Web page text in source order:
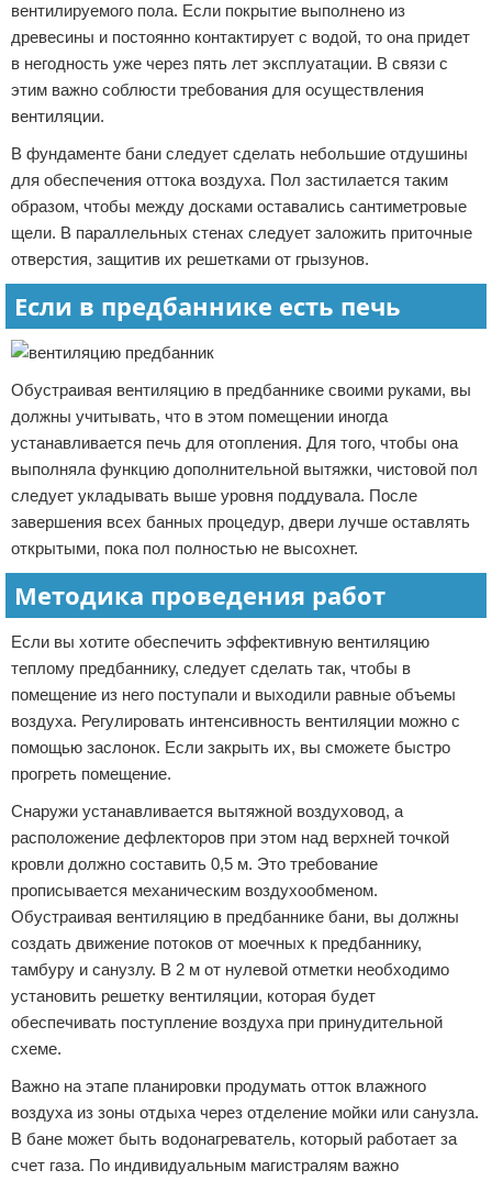
вентилируемого пола. Если покрытие выполнено из
древесины и постоянно контактирует с водой, то она придет
в негодность уже через пять лет эксплуатации. В связи с
этим важно соблюсти требования для осуществления
вентиляции.
В фундаменте бани следует сделать небольшие отдушины
для обеспечения оттока воздуха. Пол застилается таким
образом, чтобы между досками оставались сантиметровые
щели. В параллельных стенах следует заложить приточные
отверстия, защитив их решетками от грызунов.
Если в предбаннике есть печь
Обустраивая вентиляцию в предбаннике своими руками, вы
должны учитывать, что в этом помещении иногда
устанавливается печь для отопления. Для того, чтобы она
выполняла функцию дополнительной вытяжки, чистовой пол
следует укладывать выше уровня поддувала. После
завершения всех банных процедур, двери лучше оставлять
открытыми, пока пол полностью не высохнет.
Методика проведения работ
Если вы хотите обеспечить эффективную вентиляцию
теплому предбаннику, следует сделать так, чтобы в
помещение из него поступали и выходили равные объемы
воздуха. Регулировать интенсивность вентиляции можно с
помощью заслонок. Если закрыть их, вы сможете быстро
прогреть помещение.
Снаружи устанавливается вытяжной воздуховод, а
расположение дефлекторов при этом над верхней точкой
кровли должно составить 0,5 м. Это требование
прописывается механическим воздухообменом.
Обустраивая вентиляцию в предбаннике бани, вы должны
создать движение потоков от моечных к предбаннику,
тамбуру и санузлу. В 2 м от нулевой отметки необходимо
установить решетку вентиляции, которая будет
обеспечивать поступление воздуха при принудительной
схеме.
Важно на этапе планировки продумать отток влажного
воздуха из зоны отдыха через отделение мойки или санузла.
В бане может быть водонагреватель, который работает за
счет газа. По индивидуальным магистралям важно